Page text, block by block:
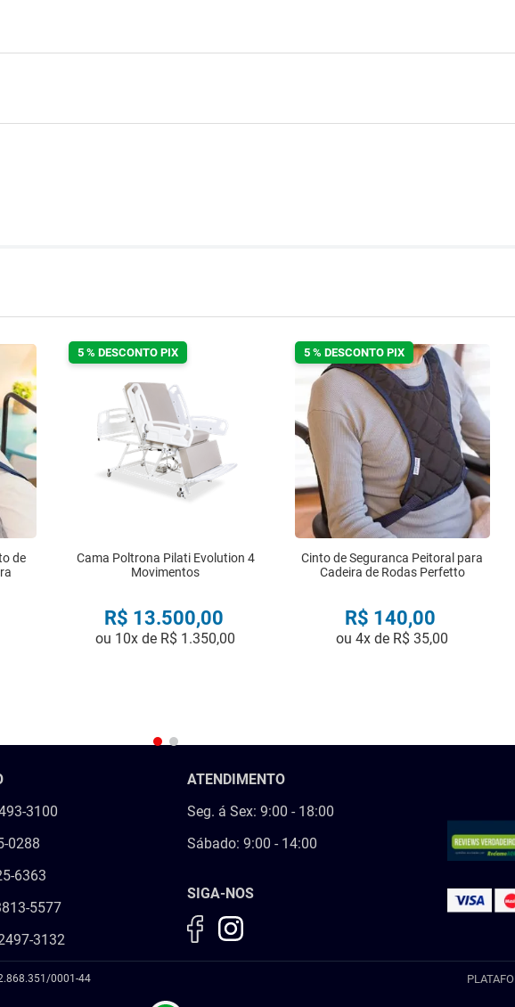
de
5 % DESCONTO PIX
Cama Poltrona Pilati Evolution 4
Movimentos
R$ 13.500,00
ou 10x de R$ 1 .350,00
5 % DESCONTO PIX
Cinto de Seguranca Peitoral para
Cadeira de Rodas Perfetto
R$ 140,00
ou4x de R$ 35,00
3100
0288
6363
5577
3132
ATENDIMENTO
Seg. á Sex: 9:00 - 18:00
Sábado: 9:00 - 14:00
SIGA-NOS
0001-44